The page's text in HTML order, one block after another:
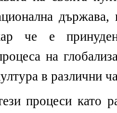
държава,
че е
на
в различни
процеси като